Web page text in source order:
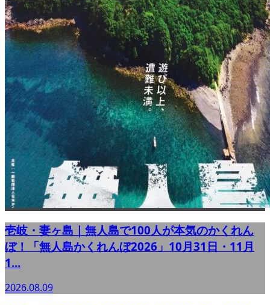
壱岐・妻ヶ島｜無人島で100人が本気のかくれん
ぼ！「無人島かくれんぼ2026」10月31日・11月
1...
2026.08.09